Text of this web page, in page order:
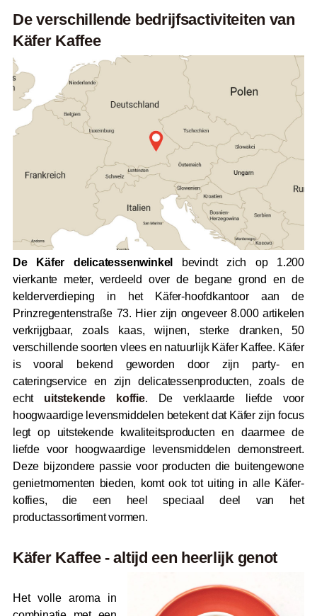
De verschillende bedrijfsactiviteiten van
Käfer Kaffee
De Käfer delicatessenwinkel
bevindt zich op 1.200
vierkante meter, verdeeld over de begane grond en de
kelderverdieping in het Käfer-hoofdkantoor aan de
Prinzregentenstraße 73. Hier zijn ongeveer 8.000 artikelen
verkrijgbaar, zoals kaas, wijnen, sterke dranken, 50
verschillende soorten vlees en natuurlijk Käfer Kaffee. Käfer
is vooral bekend geworden door zijn party- en
cateringservice en zijn delicatessenproducten, zoals de
echt uitstekende koffie. De verklaarde liefde voor
hoogwaardige levensmiddelen betekent dat Käfer zijn focus
legt op uitstekende kwaliteitsproducten en daarmee de
liefde voor hoogwaardige levensmiddelen demonstreert.
Deze bijzondere passie voor producten die buitengewone
genietmomenten bieden, komt ook tot uiting in alle Käfer-
koffies, die een heel speciaal deel van het
productassortiment vormen.
Käfer Kaffee - altijd een heerlijk genot
Het volle aroma in